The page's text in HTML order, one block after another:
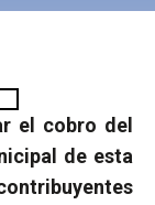
el cobro del
de esta